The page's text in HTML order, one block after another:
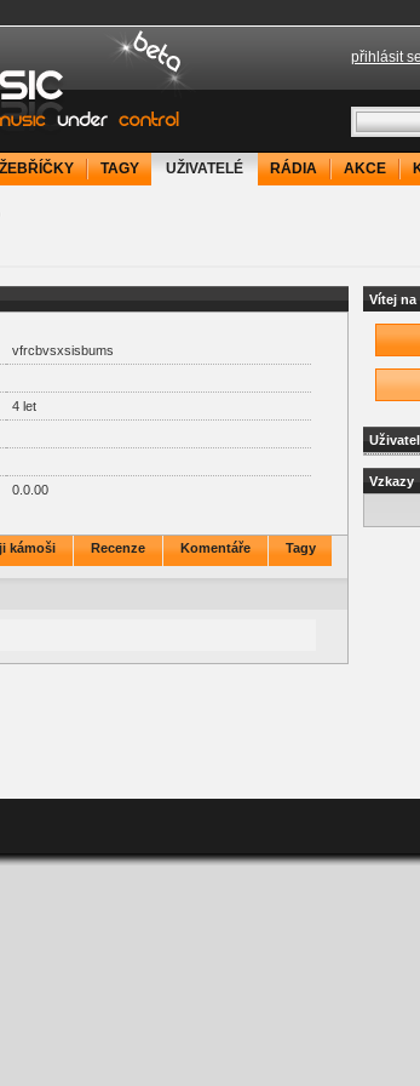
control
přihlásit se
ŽEBŘÍČKY TAGY UŽIVATELÉ RÁDIA AKCE
vfrcbvsxsisbums
4 let
0.0.00
kámoši Recenze Komentáře Tagy
Vítej
Vzkazy